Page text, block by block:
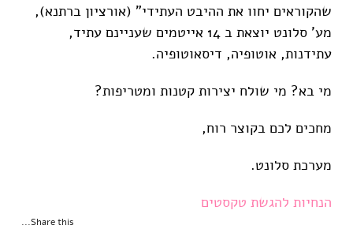
שהקוראים יחוו את ההיבט העתידי" (אורציון ברתנא),
מע' סלונט יוצאת ב 14 אייטמים שעניינם עתיד,
עתידנות, אוטופיה, דיסאוטופיה.
מי בא? מי שולח יצירות קטנות ומטריפות?
מחכים לכם בקוצר רוח,
מערכת סלונט.
הנחיות להגשת טקסטים
Share this...